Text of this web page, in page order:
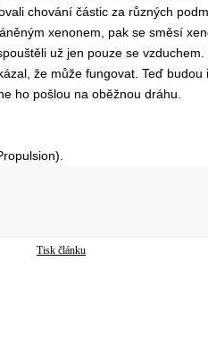
chování částic za různých
xenonem, pak se směsí
už jen pouze se
že může fungovat. Teď
ho pošlou na oběžnou dráhu.
Tisk článku